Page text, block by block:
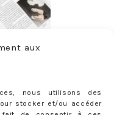
aux
nous utilisons des
stocker et/ou accéder